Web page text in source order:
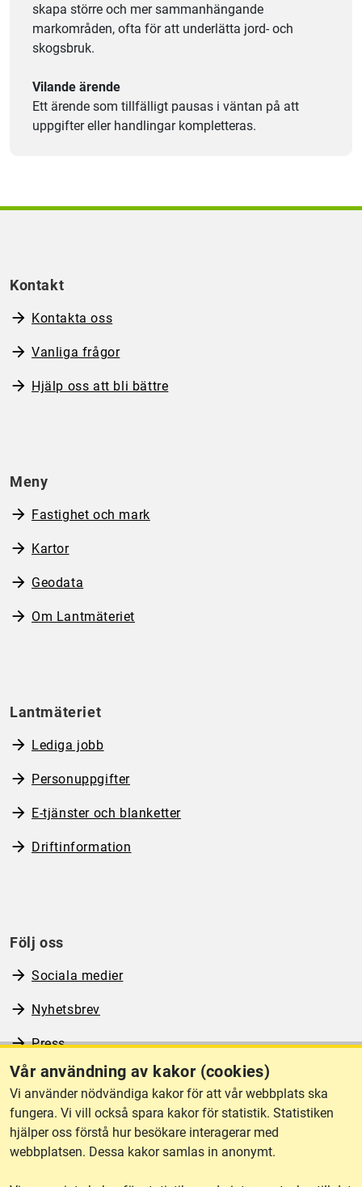
skapa större och mer sammanhängande
markområden, ofta för att underlätta jord- och
skogsbruk.
Vilande ärende
Ett ärende som tillfälligt pausas i väntan på att
uppgifter eller handlingar kompletteras.
Vår användning av kakor (cookies)
Vi använder nödvändiga kakor för att vår webbplats ska
fungera. Vi vill också spara kakor för statistik. Statistiken
hjälper oss förstå hur besökare interagerar med
webbplatsen. Dessa kakor samlas in anonymt.
Kontakt
Kontakta oss
Vanliga frågor
Hjälp oss att bli bättre
Meny
Fastighet och mark
Kartor
Geodata
Om Lantmäteriet
Lantmäteriet
Lediga jobb
Personuppgifter
E-tjänster och blanketter
Driftinformation
Följ oss
Sociala medier
Nyhetsbrev
Press
RSS
Om webbplatsen